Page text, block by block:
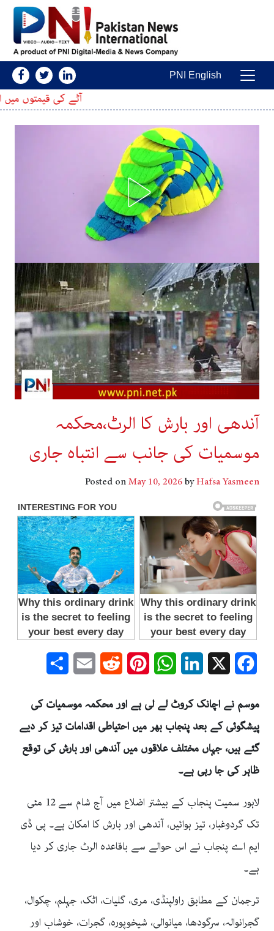
Main Navigation
PNI English
آٹے کی قیمتوں میں اضافہ، 20 کلو کا تھیلا مزید کتنا مہنگا ہوگیا؟
آندھی اور بارش کا الرٹ،محکمہ
موسمیات کی جانب سے انتباہ جاری
Posted onMay 10, 2026byHafsa Yasmeen
Facebook
LinkedIn
WhatsApp
Pinterest
Reddit
Email
موسم نے اچانک کروٹ لے لی ہے اور محکمہ موسمیات کی
پیشگوئی کے بعد پنجاب بھر میں احتیاطی اقدامات تیز کر دیے
گئے ہیں، جہاں مختلف علاقوں میں آندھی اور بارش کی توقع
ظاہر کی جا رہی ہے۔
لاہور سمیت پنجاب
کے بیشتر اضلاع میں آج شام سے 12 مئی
تک گردوغبار، تیز ہوائیں، آندھی اور بارش کا امکان ہے۔ پی ڈی
ایم اے پنجاب نے اس حوالے سے باقاعدہ الرٹ جاری کر دیا
ہے۔
ترجمان کے مطابق راولپنڈی، مری، گلیات، اٹک، جہلم، چکوال،
گجرانوالہ، سرگودھا، میانوالی، شیخوپورہ، گجرات، خوشاب اور